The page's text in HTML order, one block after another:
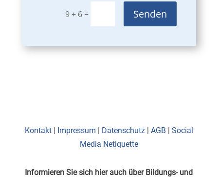
9 + 6 = Senden
Kontakt| Impressum | Datenschutz| AGB | Social
Media Netiquette
Informieren Sie sich hier auch über Bildungs- und